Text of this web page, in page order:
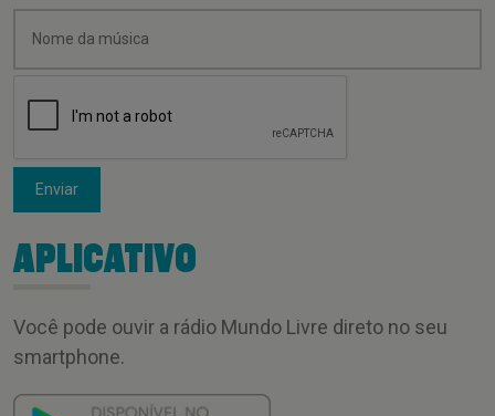
Enviar
APLICATIVO
Você pode ouvir a rádio Mundo Livre direto no seu
smartphone.